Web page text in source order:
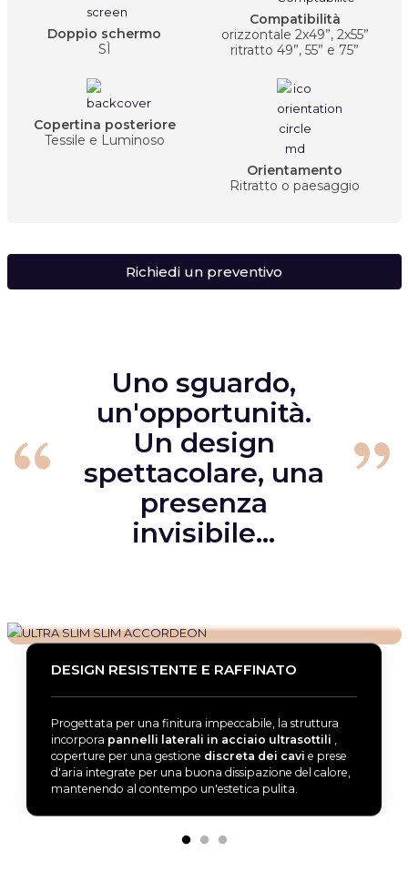
Doppio schermo
SÌ
Compatibilità
orizzontale 2x49”, 2x55”
ritratto 49”, 55” e 75”
Copertina posteriore
Tessile e Luminoso
Orientamento
Ritratto o paesaggio
Richiedi un preventivo
Uno sguardo,
un'opportunità.
Un design
spettacolare, una
presenza
invisibile…
DESIGN RESISTENTE E RAFFINATO
Progettata per una finitura impeccabile, la struttura
incorpora pannelli laterali in acciaio ultrasottili ,
coperture per una gestione discreta dei cavi e prese
d'aria integrate per una buona dissipazione del calore,
mantenendo al contempo un'estetica pulita.